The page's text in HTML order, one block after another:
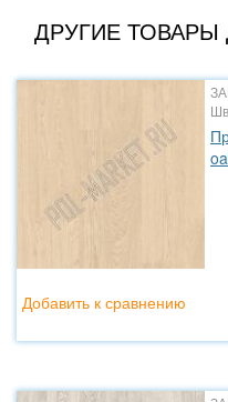
ДРУГИЕ
Добавить к сравнению